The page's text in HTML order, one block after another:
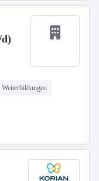
Weiterbildungen